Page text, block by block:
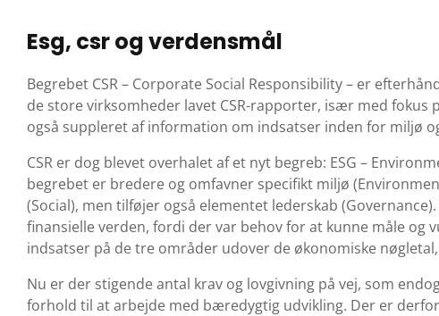
Esg, csr og verdensmål
Begrebet CSR – Corporate Social Responsibility – er
de store virksomheder lavet CSR-rapporter, især med fokus
også suppleret af information om indsatser inden for miljø
CSR er dog blevet overhalet af et nyt begreb: ESG –
begrebet er bredere og omfavner specifikt miljø
(Social), men tilføjer også elementet lederskab
finansielle verden, fordi der var behov for at kunne måle og
indsatser på de tre områder udover de økonomiske
Nu er der stigende antal krav og lovgivning på vej, som
forhold til at arbejde med bæredygtig udvikling. Der er